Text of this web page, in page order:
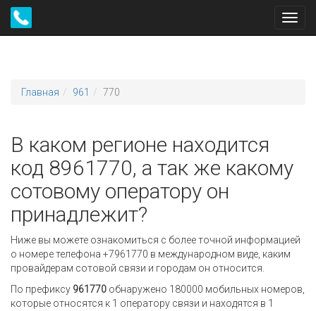
Главная 961 770
В каком регионе находится
код 8961770, а так же какому
сотовому оператору он
принадлежит?
Ниже вы можете ознакомиться с более точной информацией
о номере телефона +7961770 в международном виде, каким
провайдерам сотовой связи и городам он относится.
По префиксу 961770 обнаружено 180000 мобильных номеров,
которые относятся к 1 оператору связи и находятся в 1